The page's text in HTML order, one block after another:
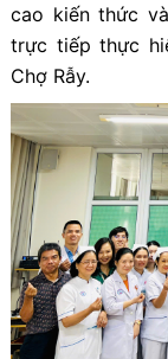
cao kiến thức
trực tiếp thực
Chợ Rẫy.